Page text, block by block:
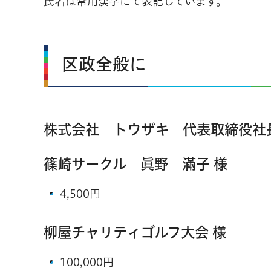
区政全般に
株式会社 トウザキ 代表取締役
篠崎サークル 眞野 滿子 様
4,500円
柳屋チャリティゴルフ大会 様
100,000円